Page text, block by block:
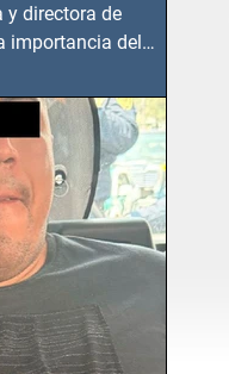
y directora de
importancia del